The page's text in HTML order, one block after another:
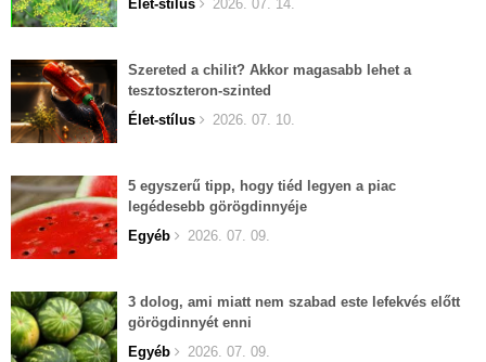
Élet-stílus 2026. 07. 14.
Szereted a chilit? Akkor magasabb lehet a
tesztoszteron-szinted
Élet-stílus
2026. 07. 10.
5 egyszerű tipp, hogy tiéd legyen a piac
legédesebb görögdinnyéje
Egyéb
2026. 07. 09.
3 dolog, ami miatt nem szabad este lefekvés előtt
görögdinnyét enni
Egyéb
2026. 07. 09.